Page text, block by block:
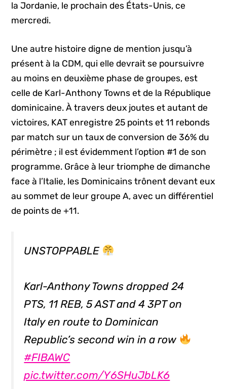
la Jordanie, le prochain des États-Unis, ce
mercredi.
Une autre histoire digne de mention jusqu’à
présent à la CDM, qui elle devrait se poursuivre
au moins en deuxième phase de groupes, est
celle de Karl-Anthony Towns et de la République
dominicaine. À travers deux joutes et autant de
victoires, KAT enregistre 25 points et 11 rebonds
par match sur un taux de conversion de 36% du
périmètre ; il est évidemment l’option #1 de son
programme. Grâce à leur triomphe de dimanche
face à l’Italie, les Dominicains trônent devant eux
au sommet de leur groupe A, avec un différentiel
de points de +11.
UNSTOPPABLE
Karl-Anthony Towns dropped 24
PTS, 11 REB, 5 AST and 4 3PT on
Italy en route to Dominican
Republic’s second win in a row
#FIBAWC
pic.twitter.com/Y6SHuJbLK6